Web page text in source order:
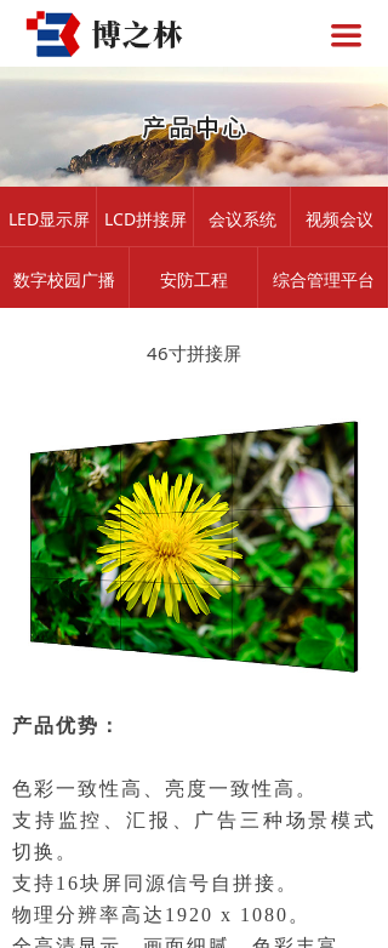
数字校园广播 安防工程 综合管理平台
끀
网站首页
博之林科技
产品中心
解决方案
成功案例
LED显示屏 LCD拼接屏 会议系统 视频会议
46寸拼接屏
产品优势：
色彩一致性高、亮度一致性高。
支持监控、汇报、广告三种场景模式
切换。
支持16块屏同源信号自拼接。
物理分辨率高达1920 x 1080。